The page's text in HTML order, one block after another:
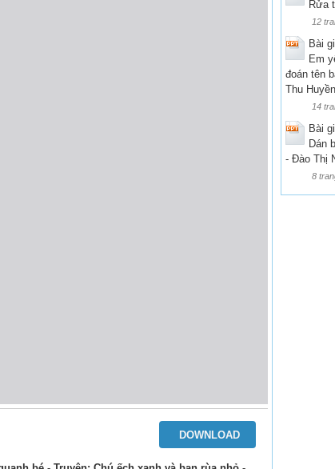
DOWNLOAD
Rửa
12
Bài
Em
đoán tên
Thu Huyền
14
Bài
Dán
- Đào Thị
8